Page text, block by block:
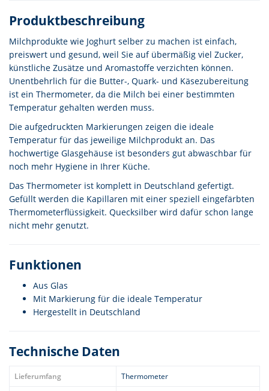
Produktbeschreibung
Milchprodukte wie Joghurt selber zu machen ist einfach,
preiswert und gesund, weil Sie auf übermäßig viel Zucker,
künstliche Zusätze und Aromastoffe verzichten können.
Unentbehrlich für die Butter-, Quark- und Käsezubereitung
ist ein Thermometer, da die Milch bei einer bestimmten
Temperatur gehalten werden muss.
Die aufgedruckten Markierungen zeigen die ideale
Temperatur für das jeweilige Milchprodukt an. Das
hochwertige Glasgehäuse ist besonders gut abwaschbar für
noch mehr Hygiene in Ihrer Küche.
Das Thermometer ist komplett in Deutschland gefertigt.
Gefüllt werden die Kapillaren mit einer speziell eingefärbten
Thermometerflüssigkeit. Quecksilber wird dafür schon lange
nicht mehr genutzt.
Funktionen
Aus Glas
Mit Markierung für die ideale Temperatur
Hergestellt in Deutschland
Technische Daten
Lieferumfang
Thermometer